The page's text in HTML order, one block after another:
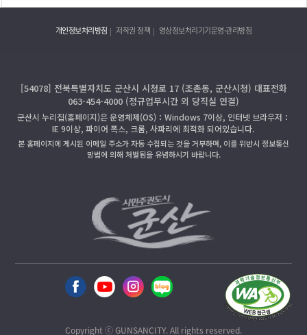
개인정보처리방침 저작권 정책 영상정보처리기기운영·관리방침
[54078] 전북특별자치도 군산시 시청로 17 (조촌동, 군산시청) 대표전화
063-454-4000 (정규업무시간 외 당직실 연결)
군산시 누리집(홈페이지)은 운영체제(OS)：Windows 7이상, 인터넷 브라우저：
IE 9이상, 파이어 폭스, 크롬, 사파리에 최적화 되어있습니다.
본 홈페이지에 게시된 이메일 주소가 자동 수집되는 것을 거부하며, 이를 위반시 정보통신
망법에 의해 처벌됨을 유념하시기 바랍니다.
Copyright ⓒ GUNSANCITY. All rights reserved.